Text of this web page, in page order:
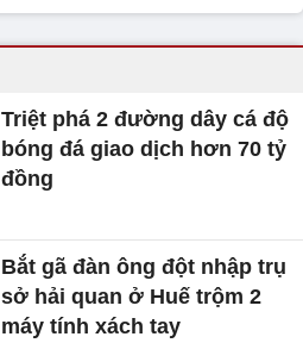
Triệt phá 2 đường dây cá độ
bóng đá giao dịch hơn 70 tỷ
đồng
Bắt gã đàn ông đột nhập trụ
sở hải quan ở Huế trộm 2
máy tính xách tay